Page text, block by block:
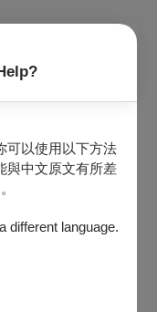
可以使用以下方法
與中文原文有所差
different language.
己說"努力但也不要
無限創意交織的嶄新